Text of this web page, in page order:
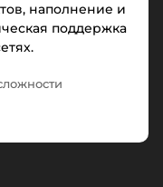
наполнение и
поддержка